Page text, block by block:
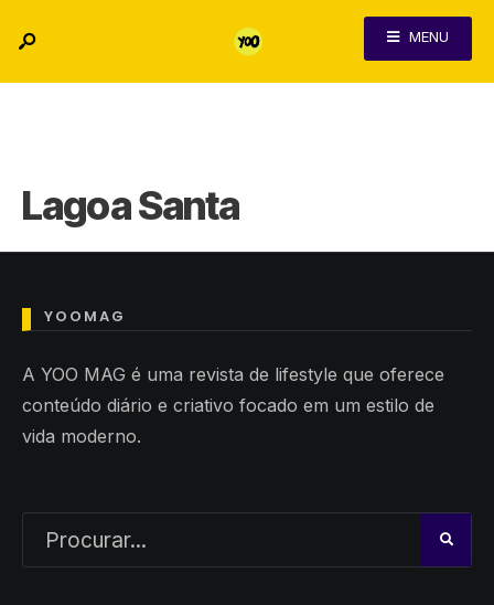
MENU
Lagoa Santa
Nada encontrado aqui
Talvez você encontre algo
YOOMAG
A YOO MAG é uma revista de lifestyle que oferece
conteúdo diário e criativo focado em um estilo de
vida moderno.